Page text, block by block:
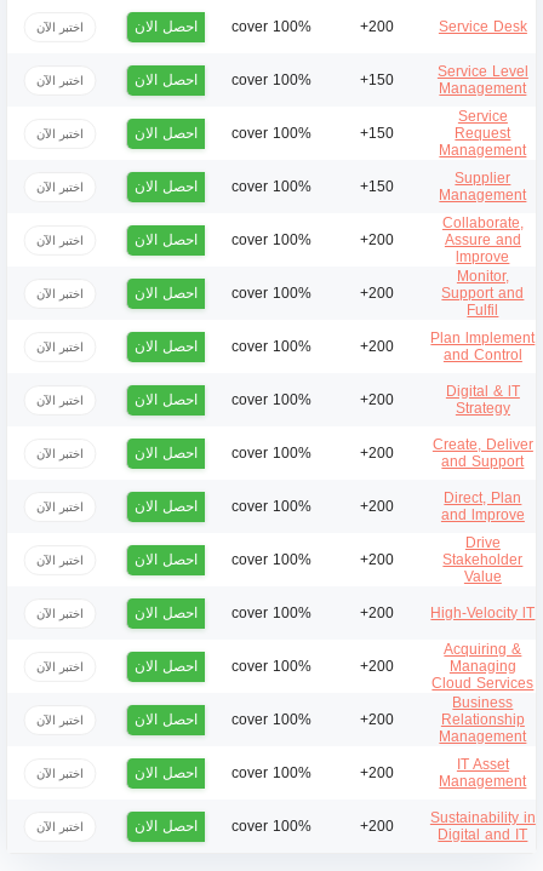
Service Desk
200+
100% cover احصل الان اختبر الآن
Service Level
Management
150+
100% cover احصل الان اختبر الآن
Service
Request
Management
150+
100% cover احصل الان اختبر الآن
Supplier
Management
150+
100% cover احصل الان اختبر الآن
Collaborate,
Assure and
lmprove
200+
100% cover احصل الان اختبر الآن
Monitor,
Support and
Fulfil
200+
100% cover احصل الان اختبر الآن
Plan lmplement
and Control
200+
100% cover احصل الان اختبر الآن
Digital & lT
Strategy
200+
100% cover احصل الان اختبر الآن
Create, Deliver
and Support
200+
100% cover احصل الان اختبر الآن
Direct, Plan
and lmprove
200+
100% cover احصل الان اختبر الآن
Drive
Stakeholder
Value
200+
100% cover احصل الان اختبر الآن
High-Velocity lT
200+
100% cover احصل الان اختبر الآن
Acquiring &
Managing
Cloud Services
200+
100% cover احصل الان اختبر الآن
Business
Relationship
Management
200+
100% cover احصل الان اختبر الآن
IT Asset
Management
200+
100% cover احصل الان اختبر الآن
Sustainability in
Digital and IT
200+
100% cover احصل الان اختبر الآن